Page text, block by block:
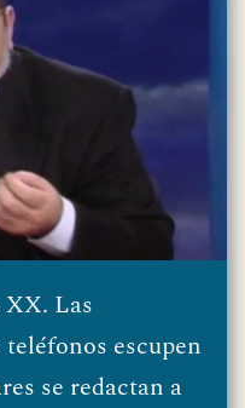
Las
escupen
se redactan a